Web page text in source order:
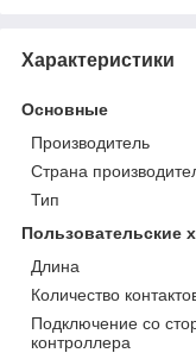
Характеристики
Основные
Производитель
Страна
Тип
Пользовательские
Длина
Количество
Подключение со
контроллера